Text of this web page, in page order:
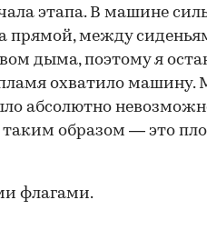
этапа. В машине
прямой, между
дыма, поэтому я
охватило машину.
абсолютно
образом — это
флагами.